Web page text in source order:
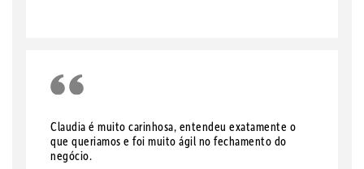
Claudia é muito carinhosa, entendeu exatamente o
que queriamos e foi muito ágil no fechamento do
negócio.